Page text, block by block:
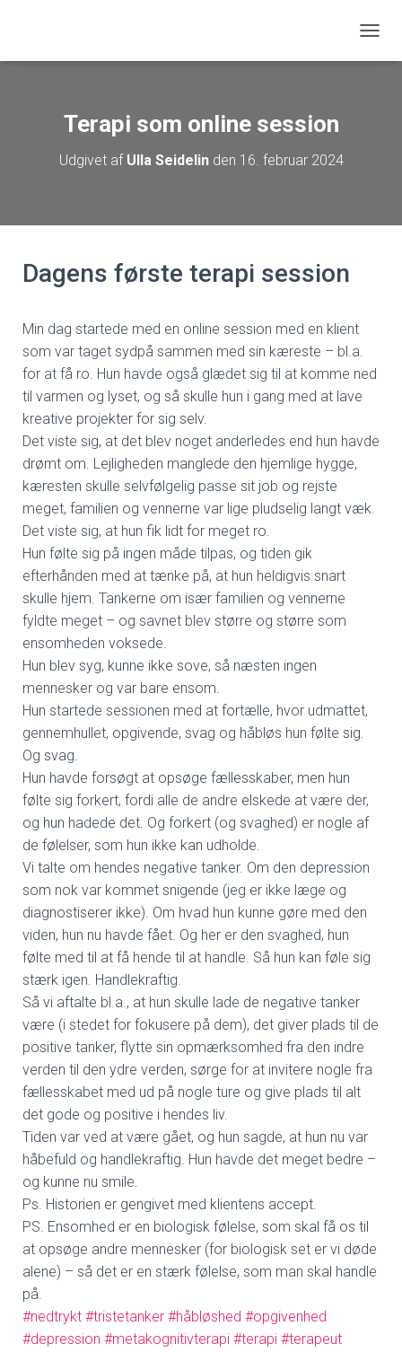
K
Terapi som online session
Udgivet af Ulla Seidelinden 16. februar 2024
Dagens første terapi session
Min dag startede med en online session med en klient
som var taget sydpå sammen med sin kæreste – bl.a.
for at få ro. Hun havde også glædet sig til at komme ned
til varmen og lyset, og så skulle hun i gang med at lave
kreative projekter for sig selv.
Det viste sig, at det blev noget anderledes end hun havde
drømt om. Lejligheden manglede den hjemlige hygge,
kæresten skulle selvfølgelig passe sit job og rejste
meget, familien og vennerne var lige pludselig langt væk.
Det viste sig, at hun fik lidt for meget ro.
Hun følte sig på ingen måde tilpas, og tiden gik
efterhånden med at tænke på, at hun heldigvis snart
skulle hjem. Tankerne om især familien og vennerne
fyldte meget – og savnet blev større og større som
ensomheden voksede.
Hun blev syg, kunne ikke sove, så næsten ingen
mennesker og var bare ensom.
Hun startede sessionen med at fortælle, hvor udmattet,
gennemhullet, opgivende, svag og håbløs hun følte sig.
Og svag.
Hun havde forsøgt at opsøge fællesskaber, men hun
følte sig forkert, fordi alle de andre elskede at være der,
og hun hadede det. Og forkert (og svaghed) er nogle af
de følelser, som hun ikke kan udholde.
Vi talte om hendes negative tanker. Om den depression
som nok var kommet snigende (jeg er ikke læge og
diagnostiserer ikke). Om hvad hun kunne gøre med den
viden, hun nu havde fået. Og her er den svaghed, hun
følte med til at få hende til at handle. Så hun kan føle sig
stærk igen. Handlekraftig.
Så vi aftalte bl.a., at hun skulle lade de negative tanker
være (i stedet for fokusere på dem), det giver plads til de
positive tanker, flytte sin opmærksomhed fra den indre
verden til den ydre verden, sørge for at invitere nogle fra
fællesskabet med ud på nogle ture og give plads til alt
det gode og positive i hendes liv.
Tiden var ved at være gået, og hun sagde, at hun nu var
håbefuld og handlekraftig. Hun havde det meget bedre –
og kunne nu smile.
Ps. Historien er gengivet med klientens accept.
PS. Ensomhed er en biologisk følelse, som skal få os til
at opsøge andre mennesker (for biologisk set er vi døde
alene) – så det er en stærk følelse, som man skal handle
på.
#nedtrykt #tristetanker #håbløshed #opgivenhed
#depression #metakognitivterapi #terapi #terapeut